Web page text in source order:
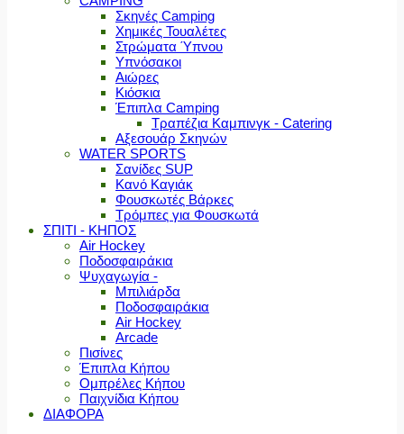
Σκηνές Camping
Χημικές Τουαλέτες
Στρώματα Ύπνου
Υπνόσακοι
Αιώρες
Κιόσκια
Έπιπλα Camping
Τραπέζια Καμπινγκ - Catering
Αξεσουάρ Σκηνών
WATER SPORTS
Σανίδες SUP
Κανό Καγιάκ
Φουσκωτές Βάρκες
Τρόμπες για Φουσκωτά
ΣΠΙΤΙ - ΚΗΠΟΣ
Air Hockey
Ποδοσφαιράκια
Ψυχαγωγία -
Μπιλιάρδα
Ποδοσφαιράκια
Air Hockey
Arcade
Πισίνες
Έπιπλα Κήπου
Ομπρέλες Κήπου
Παιχνίδια Κήπου
ΔΙΑΦΟΡΑ